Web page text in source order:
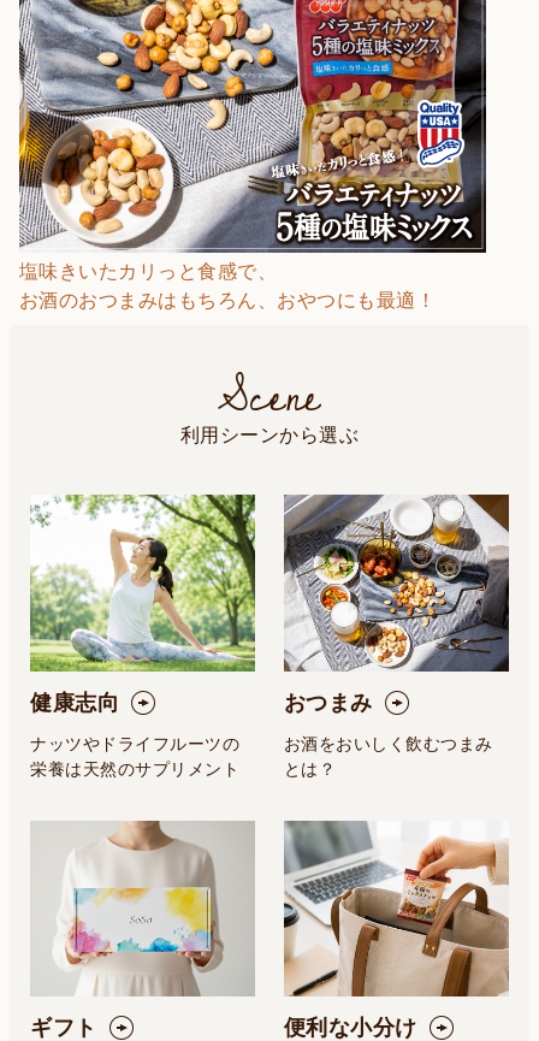
塩味きいたカリっと食感で、
お酒のおつまみはもちろん、おやつにも最適！
Scene
利用シーンから選ぶ
健康志向
ナッツやドライフルーツの
栄養は天然のサプリメント
おつまみ
お酒をおいしく飲むつまみ
とは？
ギフト 便利な小分け